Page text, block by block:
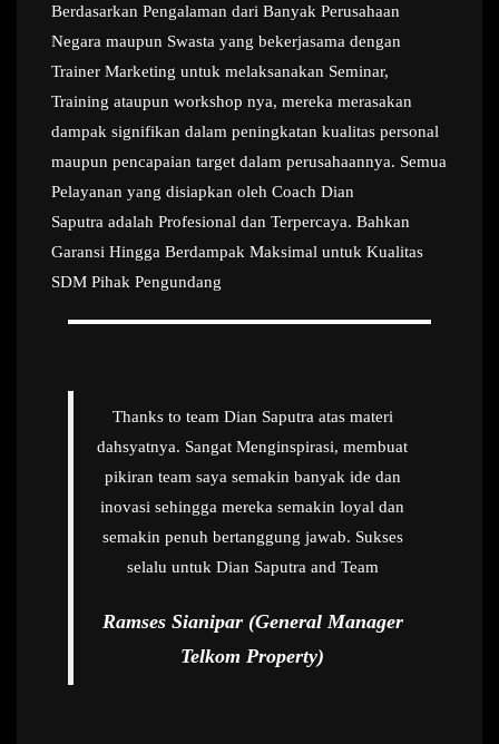
Berdasarkan Pengalaman dari Banyak Perusahaan
Negara maupun Swasta yang bekerjasama dengan
Trainer Marketing untuk melaksanakan Seminar,
Training ataupun workshop nya, mereka merasakan
dampak signifikan dalam peningkatan kualitas personal
maupun pencapaian target dalam perusahaannya. Semua
Pelayanan yang disiapkan oleh Coach Dian
Saputra adalah Profesional dan Terpercaya. Bahkan
Garansi Hingga Berdampak Maksimal untuk Kualitas
SDM Pihak Pengundang
Thanks to team Dian Saputra atas materi
dahsyatnya. Sangat Menginspirasi, membuat
pikiran team saya semakin banyak ide dan
inovasi sehingga mereka semakin loyal dan
semakin penuh bertanggung jawab. Sukses
selalu untuk Dian Saputra and Team
Ramses Sianipar (General Manager
Telkom Property)